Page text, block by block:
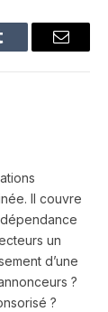
Email
Il couvre
un
d’une
?
?